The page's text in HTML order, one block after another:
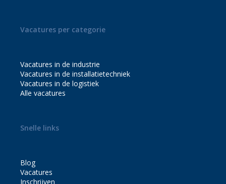
Vacatures per categorie
Vacatures in de industrie
Vacatures in de installatietechniek
Vacatures in de logistiek
Alle vacatures
Snelle links
Blog
Vacatures
Inschrijven